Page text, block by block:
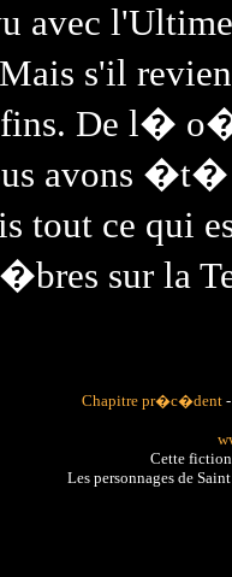
avec
Mais s'il
De l�
avons �t�
tout ce qui
sur la
Chapitre pr�c�dent
Cette fiction
Les personnages de